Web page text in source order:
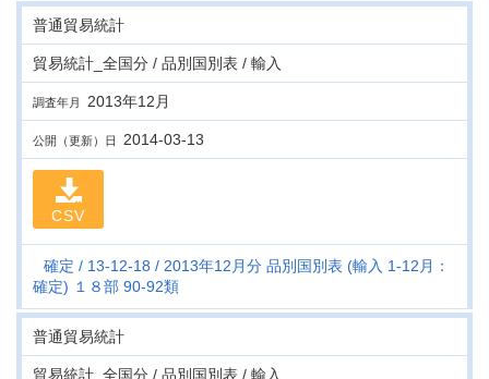
普通貿易統計
貿易統計_全国分 / 品別国別表 / 輸入
調査年月 2013年12月
公開（更新）日 2014-03-13
CSV
確定 13-12-18
2013年12月分 品別国別表 (輸入 1-12月：
確定) １８部 90-92類
普通貿易統計
貿易統計_全国分 / 品別国別表 / 輸入